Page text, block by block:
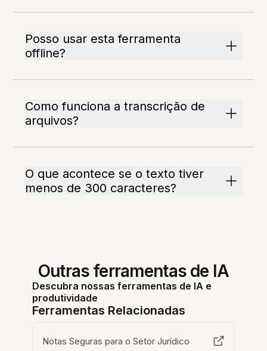
Posso usar esta ferramenta
offline?
Como funciona a transcrição de
arquivos?
O que acontece se o texto tiver
menos de 300 caracteres?
Outras ferramentas de IA
Descubra nossas ferramentas de IA e
produtividade
Ferramentas Relacionadas
Notas Seguras para o Setor Jurídico